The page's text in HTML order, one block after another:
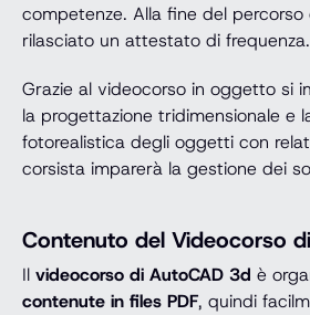
competenze. Alla fine del
rilasciato un attestato di frequenza.
Grazie al videocorso in oggetto si
la progettazione tridimensionale e
fotorealistica degli oggetti con
corsista imparerà la gestione dei
Contenuto del Videocorso
Il videocorso di AutoCAD 3d è
contenute in files PDF, quindi